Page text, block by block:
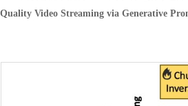
Quality Video Streaming via Generative